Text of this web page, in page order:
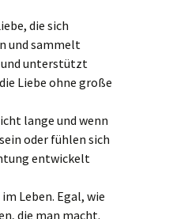
die sich
und sammelt
und unterstützt
Liebe ohne große
lange und wenn
oder fühlen sich
entwickelt
Leben. Egal, wie
die man macht.